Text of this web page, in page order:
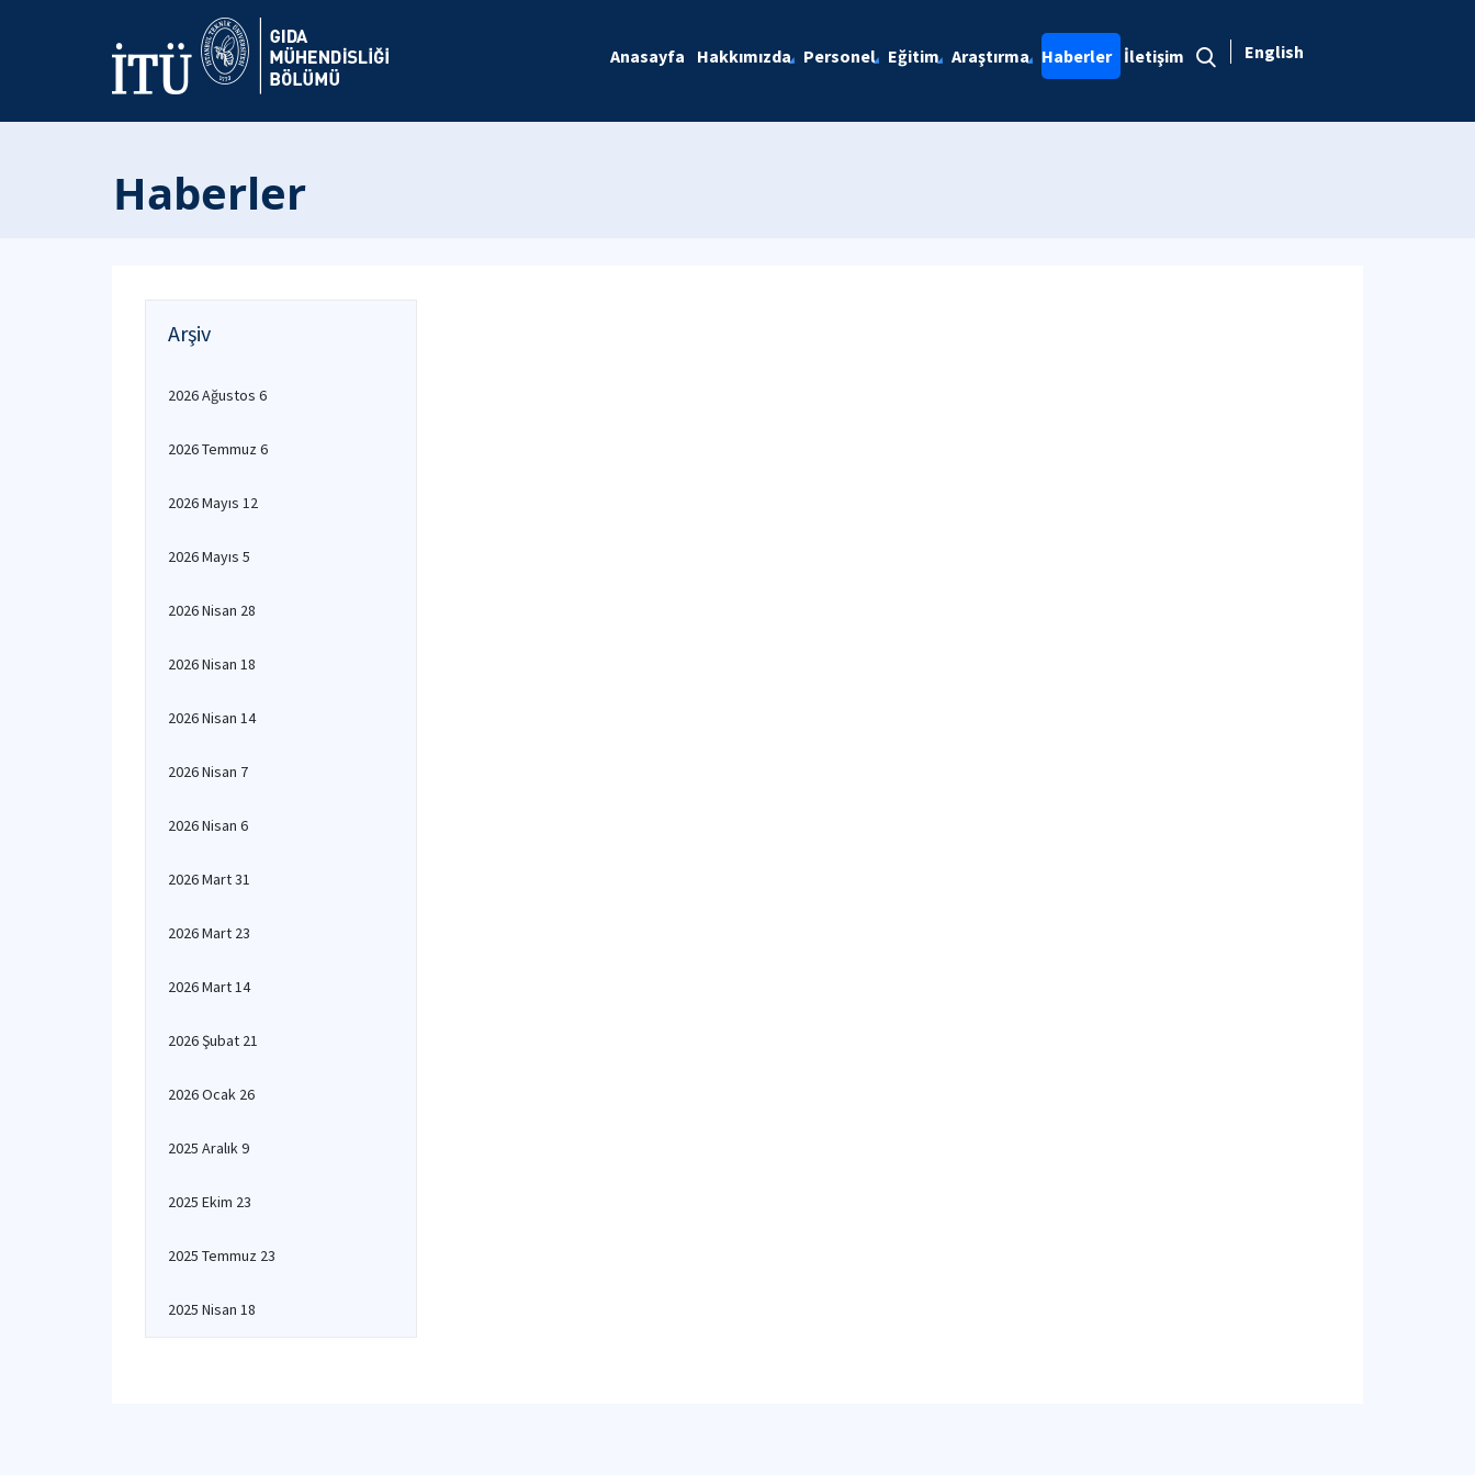
Anasayfa Hakkımızda Personel Eğitim Araştırma Haberler İletişim English
Haberler
Arşiv
2026 Ağustos 6
2026 Temmuz 6
2026 Mayıs 12
2026 Mayıs 5
2026 Nisan 28
2026 Nisan 18
2026 Nisan 14
2026 Nisan 7
2026 Nisan 6
2026 Mart 31
2026 Mart 23
2026 Mart 14
2026 Şubat 21
2026 Ocak 26
2025 Aralık 9
2025 Ekim 23
2025 Temmuz 23
2025 Nisan 18